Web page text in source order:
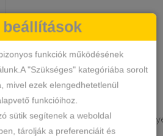
KOSÁRBA TESZEM
melltartó,E kosár,F kosár
beállítások
funkciók működésének
"Szükséges" kategóriába sorolt
mivel ezek elengedhetetlenül
funkcióihoz.
sütik segítenek a weboldal
tárolják a preferenciáit és